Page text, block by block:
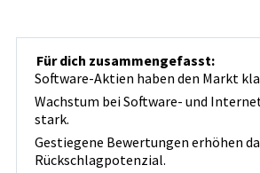
Für dich zusammengefasst:
Software-Aktien haben den Markt
Wachstum bei Software- und
stark.
Gestiegene Bewertungen erhöhen
Rückschlagpotenzial.